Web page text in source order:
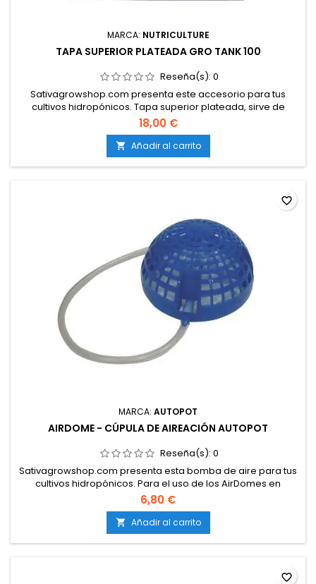
MARCA: NUTRICULTURE
TAPA SUPERIOR PLATEADA GRO TANK 100
Reseña(s): 0
Sativagrowshop.com presenta este accesorio para tus
cultivos hidropónicos. Tapa superior plateada, sirve de
recambio para el Gro Tank 100.
18,00 €
 Añadir al carrito
MARCA: AUTOPOT
AIRDOME - CÚPULA DE AIREACIÓN AUTOPOT
Reseña(s): 0
Sativagrowshop.com presenta esta bomba de aire para tus
cultivos hidropónicos. Para el uso de los AirDomes en
sistemas de múltiples macetas, utilice una bomba de aire
grande o un compresor. Con el funcionamiento de más de 6
AirDomes emplee tubería de 16mm para una mejor
distribución del aire. Utilize un medio de cultivo que lleve
perlita o arlita ya que...
6,80 €
 Añadir al carrito
favorite_border
favorite_border